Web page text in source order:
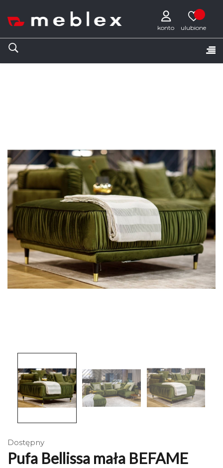
konto
☰
Dostępny
Pufa Bellissa mała BEFAME